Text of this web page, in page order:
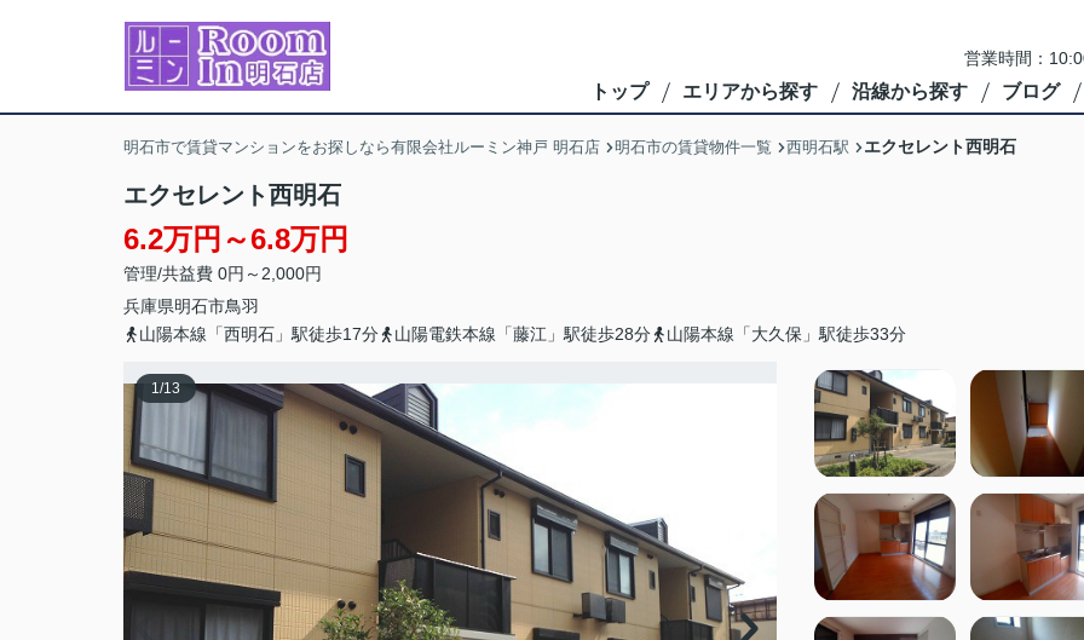
営業時間：
トップ エリアから探す 沿線から探す ブログ
明石市で賃貸マンションをお探しなら有限会社ルーミン神戸 明石店 明石市の賃貸物件一覧 西明石駅 エクセレント西明石
エクセレント西明石
6.2万円～6.8万円
管理/共益費 0円～2,000円
兵庫県明石市鳥羽
山陽本線「西明石」駅徒歩17分
山陽電鉄本線「藤江」駅徒歩28分 山陽本線「大久保」駅徒歩33分
1/13